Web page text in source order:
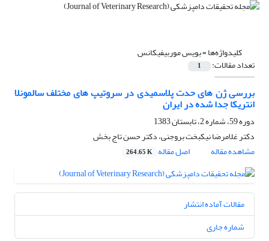
کلیدواژه‌ها =بویس موربیفیکانس
تعداد مقالات: 1
بررسی ژن های حدت پلاسمیدی در سروتیپ های مختلف سالمونلا
انتریکا جدا شده در ایران
دوره 59، شماره 2، تابستان 1383
دکتر غلامرضا نیکبخت بروجنی، دکتر حسن تاج بخش
مشاهده مقاله
اصل مقاله 264.65 K
مقالات آماده انتشار
شماره جاری